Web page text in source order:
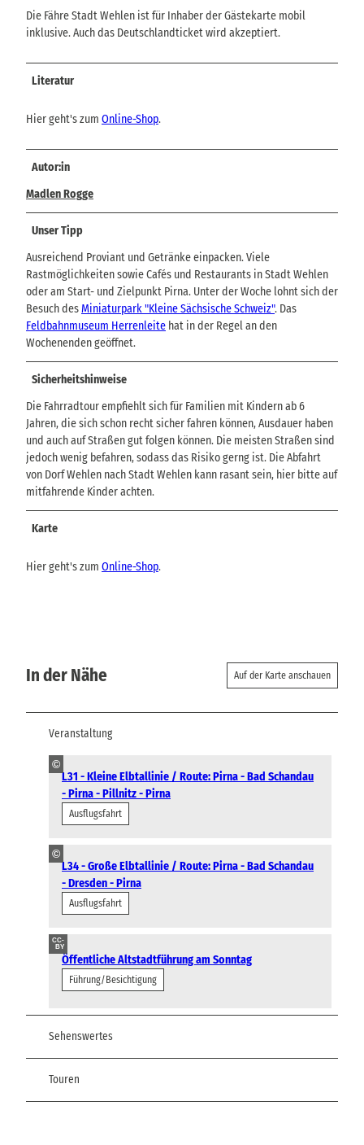
Die Fähre Stadt Wehlen ist für Inhaber der Gästekarte mobil
inklusive. Auch das Deutschlandticket wird akzeptiert.
Literatur
Hier geht's zum Online-Shop.
Autor:in
Madlen Rogge
Unser Tipp
Ausreichend Proviant und Getränke einpacken. Viele
Rastmöglichkeiten sowie Cafés und Restaurants in Stadt Wehlen
oder am Start- und Zielpunkt Pirna. Unter der Woche lohnt sich der
Besuch desMiniaturpark "Kleine Sächsische Schweiz". Das
Feldbahnmuseum Herrenleite hat in der Regel an den
Wochenenden geöffnet.
Sicherheitshinweise
Die Fahrradtour empfiehlt sich für Familien mit Kindern ab 6
Jahren, die sich schon recht sicher fahren können, Ausdauer haben
und auch auf Straßen gut folgen können. Die meisten Straßen sind
jedoch wenig befahren, sodass das Risiko gerng ist. Die Abfahrt
von Dorf Wehlen nach Stadt Wehlen kann rasant sein, hier bitte auf
mitfahrende Kinder achten.
Karte
Hier geht's zum Online-Shop.
In der Nähe Auf der Karte anschauen
Veranstaltung
©
L31 - Kleine Elbtallinie / Route: Pirna - Bad Schandau
- Pirna - Pillnitz - Pirna
Ausflugsfahrt
©
L34 - Große Elbtallinie / Route: Pirna - Bad Schandau
- Dresden - Pirna
Ausflugsfahrt
CC-
BY
Öffentliche Altstadtführung am Sonntag
Führung/Besichtigung
Sehenswertes
Touren